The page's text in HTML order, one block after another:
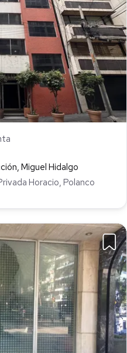
Miguel Hidalgo
Horacio, Polanco